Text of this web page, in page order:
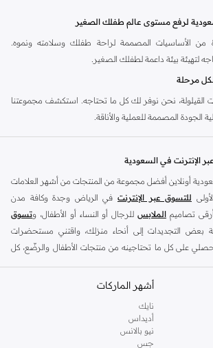
لرفع مستوى عالم طفلك الصغير
الأساسيات المصممة لراحة طفلك وسلامته ونموه.
لتهيئة بيئة داعمة لطفلك الصغير.
مرحلة
القيلولة، نحن نوفر لك كل ما تحتاجه. استكشف مجموعتنا
الجودة المصممة للعملية والأناقة.
مراتب، مفروشات، وألعاب موسيقية لخلق مساحة نوم
أطفال، مقاعد سيارة، وأسرة سفر للمغامرات أثناء التنقل.
ألعاب ناعمة، وألعاب تنموية لتحفيز التطور.
وأجمل التصاميم. ملابسنا وإكسسواراتنا مصنوعة من
الحساسة.
أساسيات يومية من القطن المسامي.
الإنترنت في السعودية
أونلاين أفضل مجموعة من المنتجات من أشهر العلامات
للتسوق عبر الإنترنت في الرياض وجدة وكافة مدن
تصاميم الملابس للرجال أو النساء أو الأطفال، وتسوق
بعض التجديدات إلى أنحاء منزلك، واقتني مستحضرات
على كل ما تحتاجينه من منتجات الأطفال والرضّع، كل
السعودية
أونلاين مجموعة ضخمة من المنتجات من أفضل العلامات
وحتى مستلزمات المنزل. ستجد لدينا كل ما ترغب به من
وكافة احتياجاتك الأخرى من علامات رائدة مثل:
أشهر الماركات
نايك
أديداس
نيو بالانس
جس